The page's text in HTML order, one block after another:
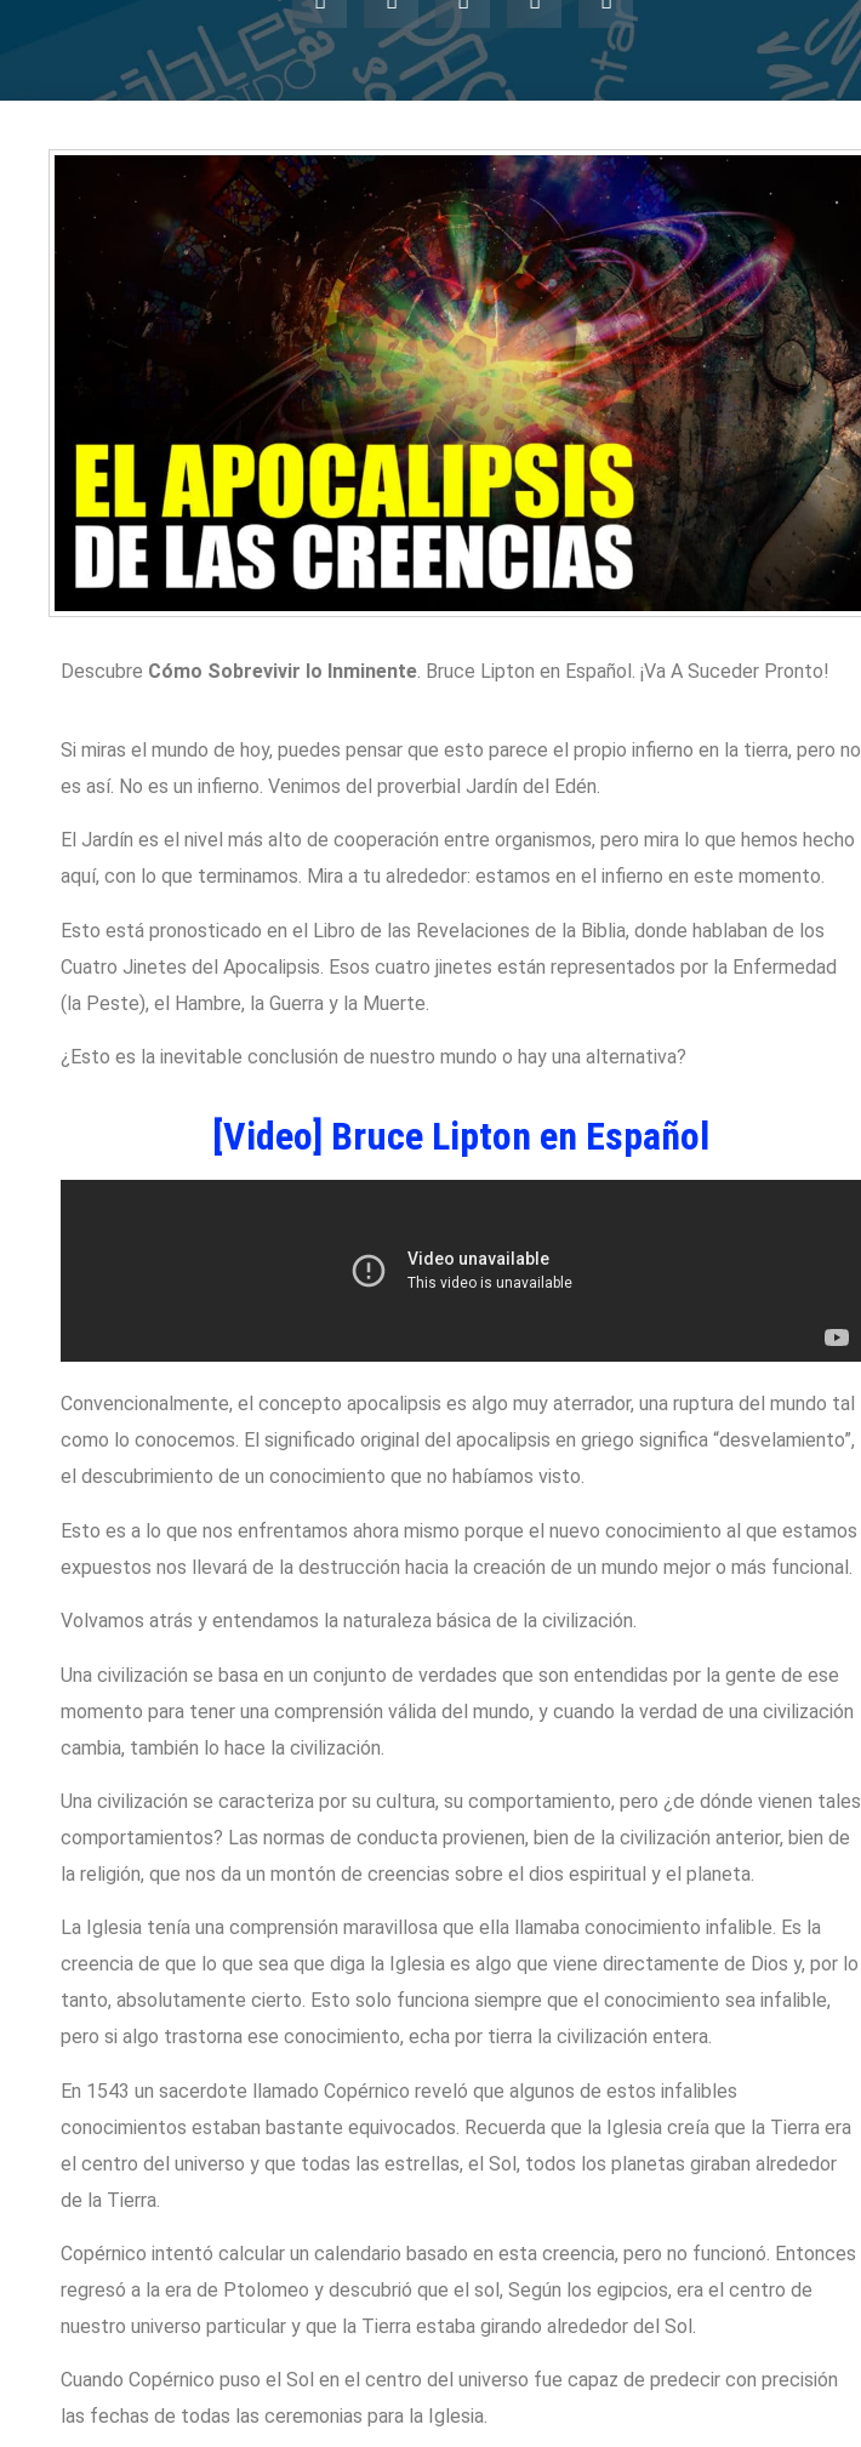
Descubre Cómo Sobrevivir lo Inminente. Bruce Lipton en Español. ¡Va A Suceder Pronto!
Si miras el mundo de hoy, puedes pensar que esto parece el propio infierno en la tierra, pero no
es así. No es un infierno. Venimos del proverbial Jardín del Edén.
El Jardín es el nivel más alto de cooperación entre organismos, pero mira lo que hemos hecho
aquí, con lo que terminamos. Mira a tu alrededor: estamos en el infierno en este momento.
Esto está pronosticado en el Libro de las Revelaciones de la Biblia, donde hablaban de los
Cuatro Jinetes del Apocalipsis. Esos cuatro jinetes están representados por la Enfermedad
(la Peste), el Hambre, la Guerra y la Muerte.
¿Esto es la inevitable conclusión de nuestro mundo o hay una alternativa?
[Video] Bruce Lipton en Español
Convencionalmente, el concepto apocalipsis es algo muy aterrador, una ruptura del mundo tal
como lo conocemos. El significado original del apocalipsis en griego significa “desvelamiento”,
el descubrimiento de un conocimiento que no habíamos visto.
Esto es a lo que nos enfrentamos ahora mismo porque el nuevo conocimiento al que estamos
expuestos nos llevará de la destrucción hacia la creación de un mundo mejor o más funcional.
Volvamos atrás y entendamos la naturaleza básica de la civilización.
Una civilización se basa en un conjunto de verdades que son entendidas por la gente de ese
momento para tener una comprensión válida del mundo, y cuando la verdad de una civilización
cambia, también lo hace la civilización.
Una civilización se caracteriza por su cultura, su comportamiento, pero ¿de dónde vienen tales
comportamientos? Las normas de conducta provienen, bien de la civilización anterior, bien de
la religión, que nos da un montón de creencias sobre el dios espiritual y el planeta.
La Iglesia tenía una comprensión maravillosa que ella llamaba conocimiento infalible. Es la
creencia de que lo que sea que diga la Iglesia es algo que viene directamente de Dios y, por lo
tanto, absolutamente cierto. Esto solo funciona siempre que el conocimiento sea infalible,
pero si algo trastorna ese conocimiento, echa por tierra la civilización entera.
En 1543 un sacerdote llamado Copérnico reveló que algunos de estos infalibles
conocimientos estaban bastante equivocados. Recuerda que la Iglesia creía que la Tierra era
el centro del universo y que todas las estrellas, el Sol, todos los planetas giraban alrededor
de la Tierra.
Copérnico intentó calcular un calendario basado en esta creencia, pero no funcionó. Entonces
regresó a la era de Ptolomeo y descubrió que el sol, Según los egipcios, era el centro de
nuestro universo particular y que la Tierra estaba girando alrededor del Sol.
Cuando Copérnico puso el Sol en el centro del universo fue capaz de predecir con precisión
las fechas de todas las ceremonias para la Iglesia.